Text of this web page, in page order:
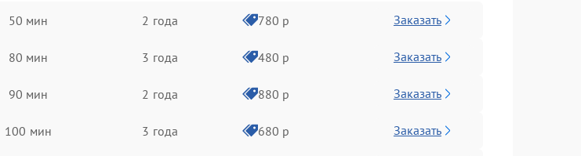
50 мин 2 года 780 р Заказать
80 мин 3 года 480 р Заказать
90 мин 2 года 880 р Заказать
100 мин 3 года 680 р Заказать